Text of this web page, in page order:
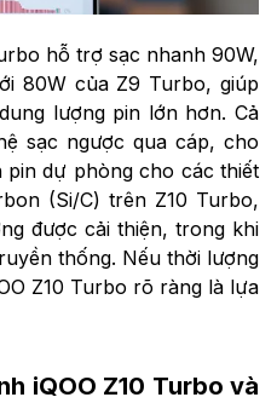
hỗ trợ sạc nhanh 90W,
80W của Z9 Turbo, giúp
lượng pin lớn hơn. Cả
sạc ngược qua cáp, cho
pin dự phòng cho các thiết
(Si/C) trên Z10 Turbo,
được cải thiện, trong khi
thống. Nếu thời lượng
Z10 Turbo rõ ràng là lựa
iQOO Z10 Turbo và